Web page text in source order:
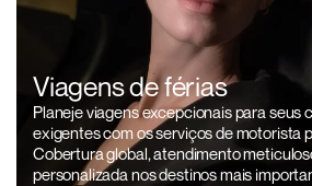
Viagens de férias
Planeje viagens excepcionais para seus
exigentes com os serviços de motorista
Cobertura global, atendimento
personalizada nos destinos mais